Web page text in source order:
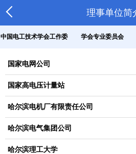
理事单位简
中国电工技术学会工作委
员会
学会专业委员会
国家电网公司
国家高电压计量站
哈尔滨电机厂有限责任公司
哈尔滨电气集团公司
哈尔滨理工大学